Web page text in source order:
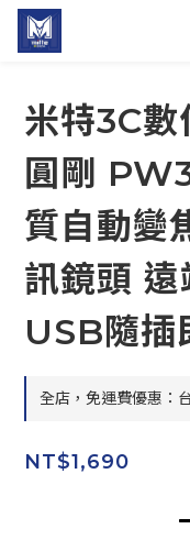
米特3C
圓剛
質自動變
訊鏡頭
USB隨插
全店，免運費優惠：
NT$1,690